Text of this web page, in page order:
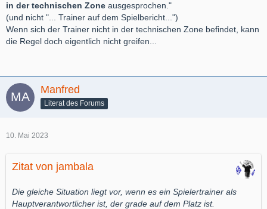
in der technischen Zone ausgesprochen."
(und nicht "... Trainer auf dem Spielbericht...")
Wenn sich der Trainer nicht in der technischen Zone befindet, kann
die Regel doch eigentlich nicht greifen...
Manfred
Literat des Forums
10. Mai 2023
Zitat von jambala
Die gleiche Situation liegt vor, wenn es ein Spielertrainer als
Hauptverantwortlicher ist, der grade auf dem Platz ist.